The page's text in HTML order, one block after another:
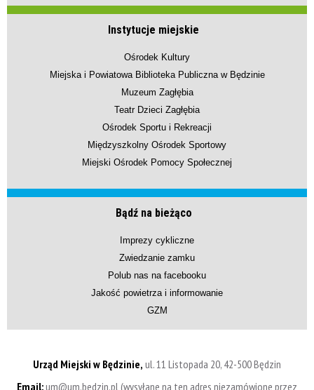
Instytucje miejskie
Ośrodek Kultury
Miejska i Powiatowa Biblioteka Publiczna w Będzinie
Muzeum Zagłębia
Teatr Dzieci Zagłębia
Ośrodek Sportu i Rekreacji
Międzyszkolny Ośrodek Sportowy
Miejski Ośrodek Pomocy Społecznej
Bądź na bieżąco
Imprezy cykliczne
Zwiedzanie zamku
Polub nas na facebooku
Jakość powietrza i informowanie
GZM
Urząd Miejski w Będzinie, ul. 11 Listopada 20, 42-500 Będzin
Email:um@um.bedzin.pl (wysyłane na ten adres niezamówione przez